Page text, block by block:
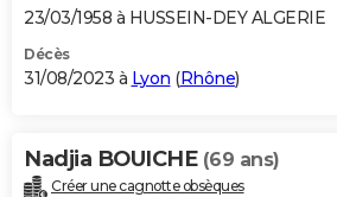
23/03/1958 à HUSSEIN-DEY ALGERIE
Décès
31/08/2023 à Lyon (Rhône)
Nadjia BOUICHE (69 ans)
Créer une cagnotte obsèques